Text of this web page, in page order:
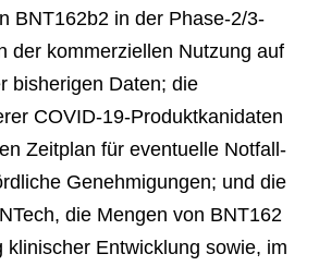
BNT162b2 in der Phase-2/3-
der kommerziellen Nutzung auf
bisherigen Daten; die
COVID-19-Produktkanidaten
Zeitplan für eventuelle Notfall-
Genehmigungen; und die
die Mengen von BNT162
klinischer Entwicklung sowie, im